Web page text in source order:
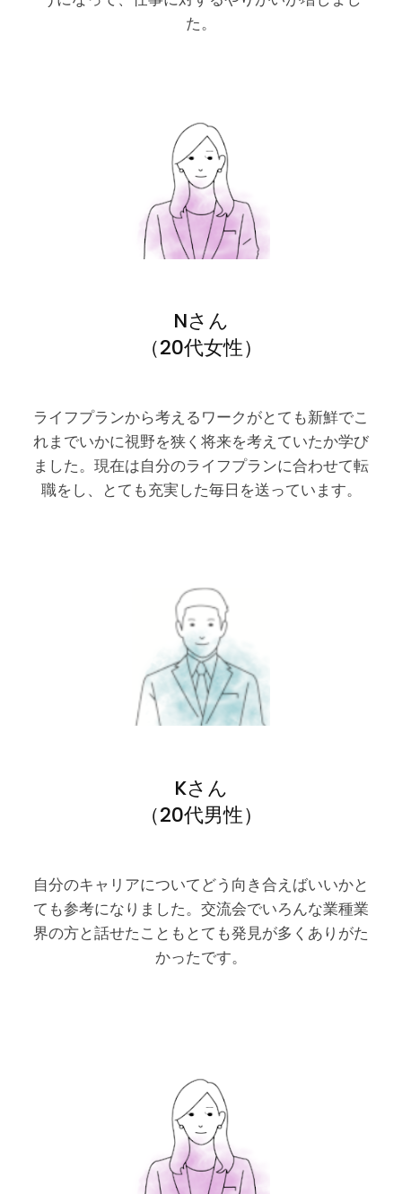
た。
Nさん
（20代女性）
ライフプランから考えるワークがとても新鮮でこ
れまでいかに視野を狭く将来を考えていたか学び
ました。現在は自分のライフプランに合わせて転
職をし、とても充実した毎日を送っています。
Kさん
（20代男性）
自分のキャリアについてどう向き合えばいいかと
ても参考になりました。交流会でいろんな業種業
界の方と話せたこともとても発見が多くありがた
かったです。